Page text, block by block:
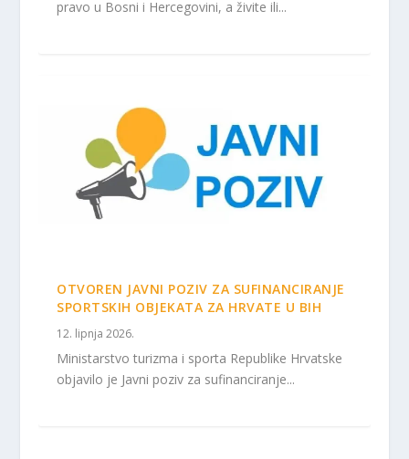
pravo u Bosni i Hercegovini, a živite ili...
OTVOREN JAVNI POZIV ZA SUFINANCIRANJE
SPORTSKIH OBJEKATA ZA HRVATE U BIH
12. lipnja 2026.
Ministarstvo turizma i sporta Republike Hrvatske
objavilo je Javni poziv za sufinanciranje...